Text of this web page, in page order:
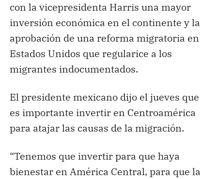
con la vicepresidenta Harris una mayor
inversión económica en el continente y la
aprobación de una reforma migratoria en
Estados Unidos que regularice a los
migrantes indocumentados.
El presidente mexicano dijo el jueves que
es importante invertir en Centroamérica
para atajar las causas de la migración.
“Tenemos que invertir para que haya
bienestar en América Central, para que la